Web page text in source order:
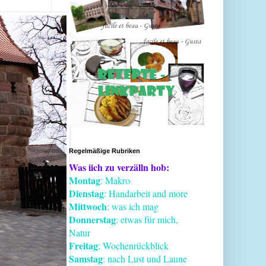
Regelmäßige Rubriken
Was iich zu verzälln hob:
Montag: Makro
Dienstag: Handarbeit and more
Mittwoch: was ich mag
Donnerstag: etwas für mich,
Natur
Freitag: Wochenrückblick
Samstag: nach Lust und Laune